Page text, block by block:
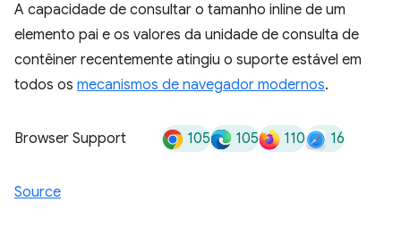
A capacidade de consultar o tamanho inline de um
elemento pai e os valores da unidade de consulta de
contêiner recentemente atingiu o suporte estável em
todos os mecanismos de navegador modernos.
Browser Support 105 105 110 16
Source